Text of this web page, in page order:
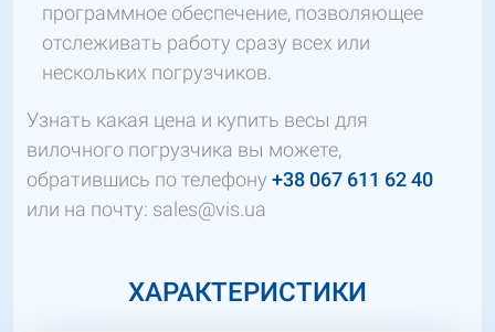
программное обеспечение, позволяющее
отслеживать работу сразу всех или
нескольких погрузчиков.
Узнать какая цена и купить весы для
вилочного погрузчика вы можете,
обратившись по телефону +38 067 611 62 40
или на почту: sales@vis.ua
ХАРАКТЕРИСТИКИ